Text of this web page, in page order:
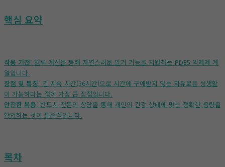
핵심 요약
작용 기전: 혈류 개선을 통해 자연스러운 발기 기능을 지원하는 PDE5 억제제 계
열입니다.
장점 및 특징: 긴 지속 시간(36시간)으로 시간에 구애받지 않는 자유로운 성생활
이 가능하다는 점이 가장 큰 장점입니다.
안전한 복용: 반드시 전문의 상담을 통해 개인의 건강 상태에 맞는 정확한 용량을
확인하는 것이 필수적입니다.
목차